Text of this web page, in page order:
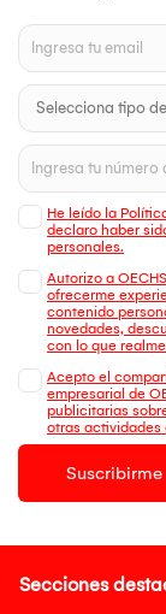
He leído la
declaro haber
personales.
Autorizo a
ofrecerme
contenido
novedades,
con lo que
Acepto el
empresarial de
publicitarias
otras actividades
Suscribirme
Secciones